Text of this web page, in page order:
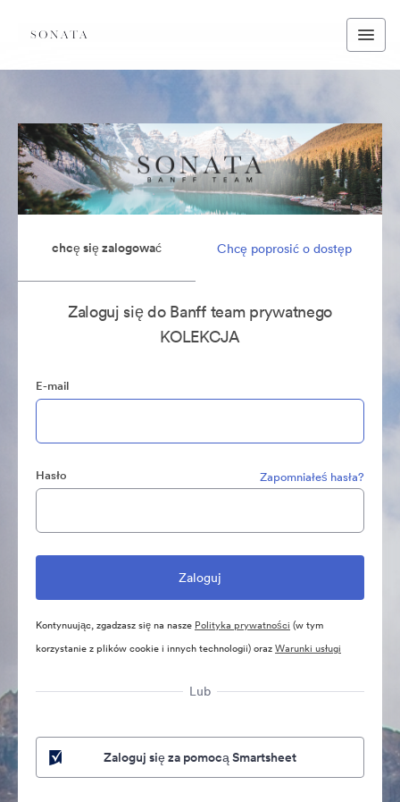
chcę się zalogować Chcę poprosić o dostęp
Zaloguj się do Banff team prywatnego
KOLEKCJA
E-mail
Hasło Zapomniałeś hasła?
Kontynuując, zgadzasz się na nasze Polityka prywatności (w tym
korzystanie z plików cookie i innych technologii) orazWarunki usługi
Lub
Zaloguj się za pomocą Smartsheet